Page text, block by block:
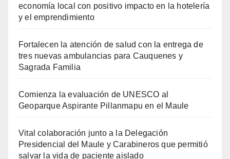
economía local con positivo impacto en la hotelería
y el emprendimiento
Fortalecen la atención de salud con la entrega de
tres nuevas ambulancias para Cauquenes y
Sagrada Familia
Comienza la evaluación de UNESCO al
Geoparque Aspirante Pillanmapu en el Maule
Vital colaboración junto a la Delegación
Presidencial del Maule y Carabineros que permitió
salvar la vida de paciente aislado